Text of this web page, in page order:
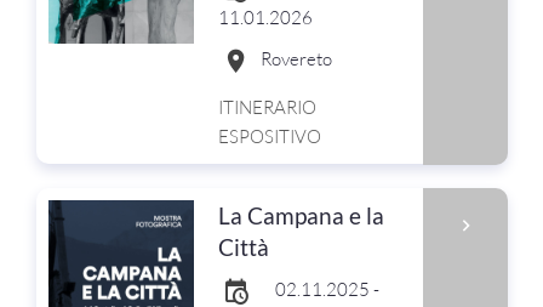
11.01.2026
Rovereto
ITINERARIO
ESPOSITIVO
La Campana e la
Città
02.11.2025 -